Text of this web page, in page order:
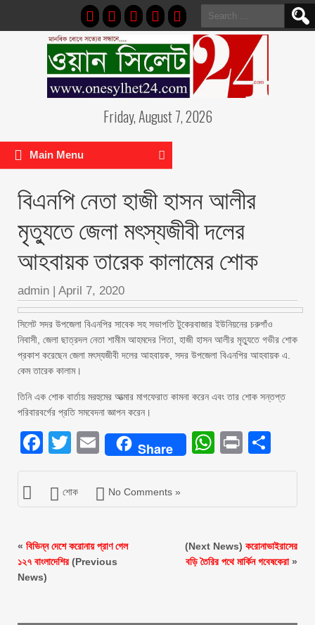
Search
for:
Friday, August 7, 2026
Main Menu
বিএনপি নেতা হাজী হাসন আলীর
মৃত্যুতে জেলা মৎস্যজীবী দলের
আহবায়ক তারেক কালামের শোক
admin | April 7, 2020
সিলেট সদর উপজেলা বিএনপির সাবেক সহ সভাপতি টুকেরবাজার ইউনিয়নের চরুগাঁও
নিবাসী, জেলা ছাত্রদল নেতা শামীম আহমদের পিতা, হাজী হাসন আলীর মৃত্যুতে গভীর শোক
প্রকাশ করেছেন জেলা মৎস্যজীবী দলের আহবায়ক, সদর উপজেলা বিএনপির আহবায়ক এ.
কেম তারেক কালাম।
তিনি এক শোক বার্তায় মরহুমের আত্মার মাগফেরাত কামনা করেন এবং তার শোক সন্তপ্ত
পরিবারবর্গের প্রতি সমবেদনা জ্ঞাপন করেন।
Facebook
Twitter
EmailShare Print
শোক No Comments »
« বিভিন্ন দেশে করোনায় প্রাণ গেল
১২৭ বাংলাদেশির(Previous
News)
(Next News) করোনাভাইরাসের
বড়ি তৈরির পথে মার্কিন গবেষকেরা»